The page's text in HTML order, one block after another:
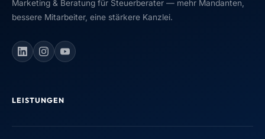
Marketing & Beratung für Steuerberater — mehr Mandanten,
bessere Mitarbeiter, eine stärkere Kanzlei.
LEISTUNGEN